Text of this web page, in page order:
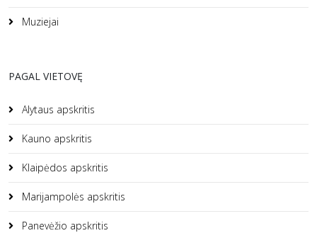
Muziejai
PAGAL VIETOVĘ
Alytaus apskritis
Kauno apskritis
Klaipėdos apskritis
Marijampolės apskritis
Panevėžio apskritis